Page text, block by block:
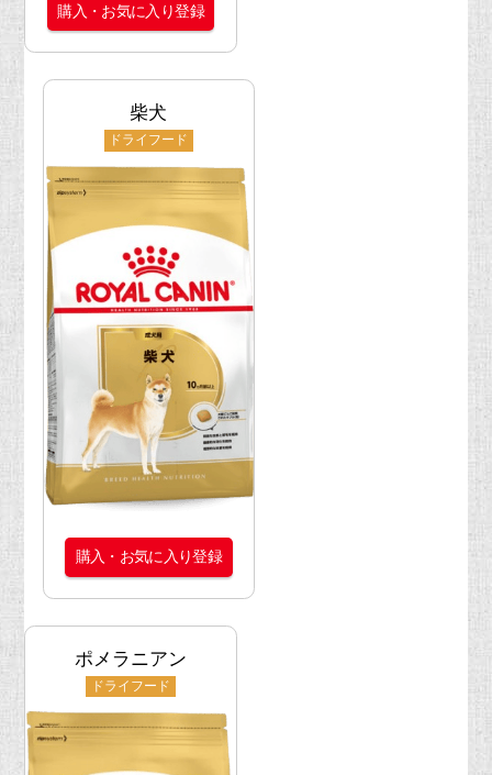
購入・お気に入り登録
柴犬
ドライフード
購入・お気に入り登録
ポメラニアン
ドライフード